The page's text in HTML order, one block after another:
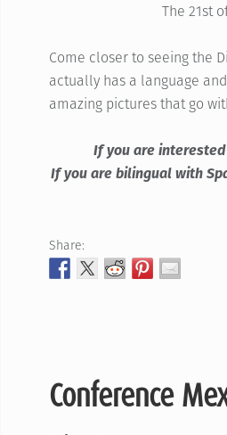
The 21st
Come closer to seeing the
actually has a language
amazing pictures that go
If you are
If you are bilingual with
Share:
Conference